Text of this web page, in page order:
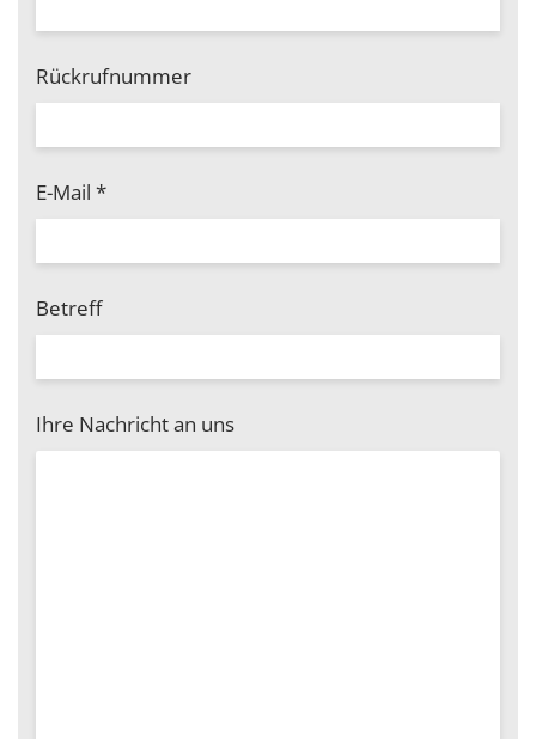
Rückrufnummer
E-Mail *
Betreff
Ihre Nachricht an uns